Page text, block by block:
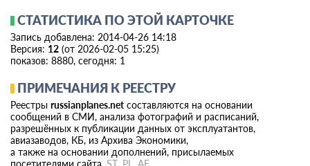
СТАТИСТИКА ПО ЭТОЙ КАРТОЧКЕ
Запись добавлена: 2014-04-26 14:18
Версия: 12 (от 2026-02-05 15:25)
показов: 8880, сегодня: 1
ПРИМЕЧАНИЯ К РЕЕСТРУ
Реестры russianplanes.net составляются на основании
сообщений в СМИ, анализа фотографий и расписаний,
разрешённых к публикации данных от эксплуатантов,
авиазаводов, КБ, из Архива Экономики,
а также на основании дополнений, присылаемых